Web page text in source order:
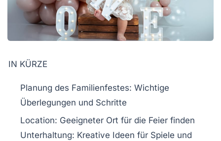
IN KÜRZE
Planung des Familienfestes: Wichtige
Überlegungen und Schritte
Location: Geeigneter Ort für die Feier finden
Unterhaltung: Kreative Ideen für Spiele und